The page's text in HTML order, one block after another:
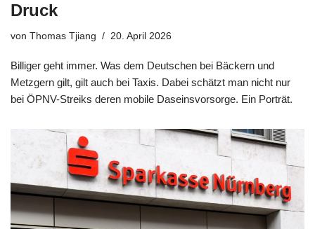
Druck
von Thomas Tjiang 20. April 2026
Billiger geht immer. Was dem Deutschen bei Bäckern und
Metzgern gilt, gilt auch bei Taxis. Dabei schätzt man nicht nur
bei ÖPNV-Streiks deren mobile Daseinsvorsorge. Ein Porträt.